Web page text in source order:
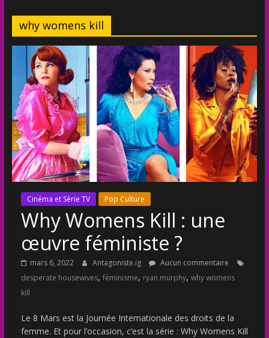
why womens kill
Cinéma et Série TV Pop Culture
Why Womens Kill : une
œuvre féministe ?
mars 6, 2022 Antagoniste.ig
Aucun commentaire
desperate housewives, féminisme, ryan murphy, why womens
kill
Le 8 Mars est la Journée Internationale des droits de la
femme. Et pour l’occasion, c’est la série : Why Womens Kill